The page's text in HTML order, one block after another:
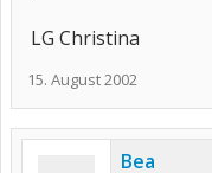
LG Christina
15. August 2002
Bea